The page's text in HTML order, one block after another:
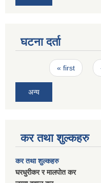
घटना दर्ता
Pages« first
अन्य
कर तथा शुल्कहरु
कर तथा शुल्कहरु
घरधुरीकर र मालपाेत कर